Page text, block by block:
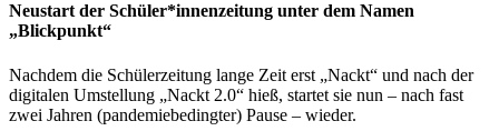
Neustart der Schüler*innenzeitung unter dem Namen
„Blickpunkt“
Nachdem die Schülerzeitung lange Zeit erst „Nackt“ und nach der
digitalen Umstellung „Nackt 2.0“ hieß, startet sie nun – nach fast
zwei Jahren (pandemiebedingter) Pause – wieder.